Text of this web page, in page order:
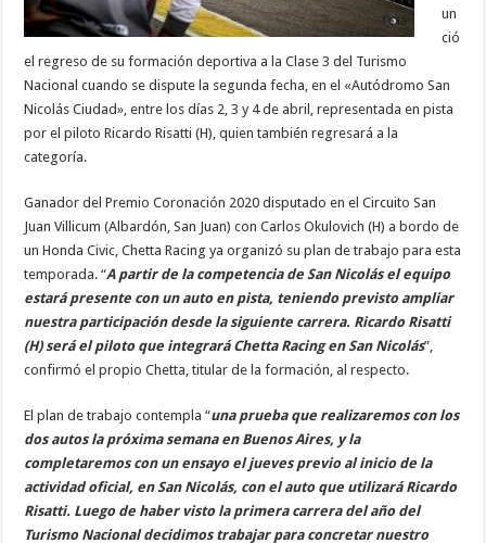
un
ció
el regreso de su formación deportiva a la Clase 3 del Turismo
Nacional cuando se dispute la segunda fecha, en el «Autódromo San
Nicolás Ciudad», entre los días 2, 3 y 4 de abril, representada en pista
por el piloto Ricardo Risatti (H), quien también regresará a la
categoría.
Ganador del Premio Coronación 2020 disputado en el Circuito San
Juan Villicum (Albardón, San Juan) con Carlos Okulovich (H) a bordo de
un Honda Civic, Chetta Racing ya organizó su plan de trabajo para esta
temporada. “A partir de la competencia de San Nicolás el equipo
estará presente con un auto en pista, teniendo previsto ampliar
nuestra participación desde la siguiente carrera. Ricardo Risatti
(H) será el piloto que integrará Chetta Racing en San Nicolás”,
confirmó el propio Chetta, titular de la formación, al respecto.
El plan de trabajo contempla “una prueba que realizaremos con los
dos autos la próxima semana en Buenos Aires, y la
completaremos con un ensayo el jueves previo al inicio de la
actividad oficial, en San Nicolás, con el auto que utilizará Ricardo
Risatti. Luego de haber visto la primera carrera del año del
Turismo Nacional decidimos trabajar para concretar nuestro